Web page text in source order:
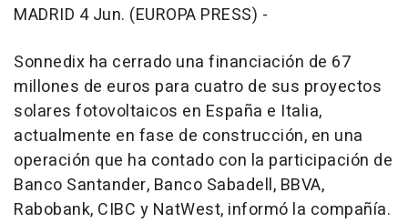
MADRID 4 Jun. (EUROPA PRESS) -
Sonnedix ha cerrado una financiación de 67
millones de euros para cuatro de sus proyectos
solares fotovoltaicos en España e Italia,
actualmente en fase de construcción, en una
operación que ha contado con la participación de
Banco Santander, Banco Sabadell, BBVA,
Rabobank, CIBC y NatWest, informó la compañía.